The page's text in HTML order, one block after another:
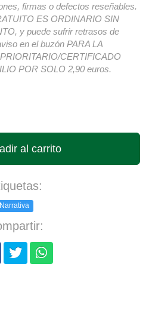
firmas o defectos reseñables.
ES ORDINARIO SIN
y puede sufrir retrasos de
en el buzón PARA LA
CERTIFICADO
POR SOLO 2,90 euros.
al carrito
Narrativa